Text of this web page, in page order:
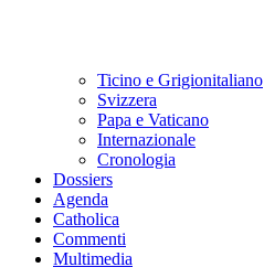
Ticino e Grigionitaliano
Svizzera
Papa e Vaticano
Internazionale
Cronologia
Dossiers
Agenda
Catholica
Commenti
Multimedia